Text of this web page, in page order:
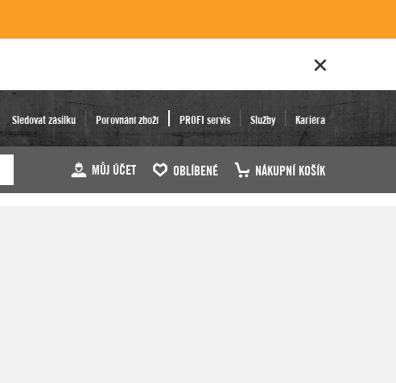
Sledovat zásilku Porovnání zboží PROFI servis Služby Kariéra
MŮJ ÚČET OBLÍBENÉ NÁKUPNÍ KOŠÍK